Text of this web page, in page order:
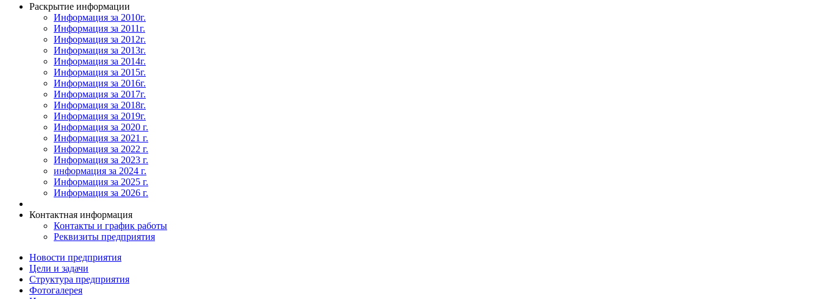
Раскрытие информации
Информация за 2010г.
Информация за 2011г.
Информация за 2012г.
Информация за 2013г.
Информация за 2014г.
Информация за 2015г.
Информация за 2016г.
Информация за 2017г.
Информация за 2018г.
Информация за 2019г.
Информация за 2020 г.
Информация за 2021 г.
Информация за 2022 г.
Информация за 2023 г.
информация за 2024 г.
Информация за 2025 г.
Информация за 2026 г.
Контактная информация
Контакты и график работы
Реквизиты предприятия
Новости предприятия
Цели и задачи
Структура предприятия
Фотогалерея